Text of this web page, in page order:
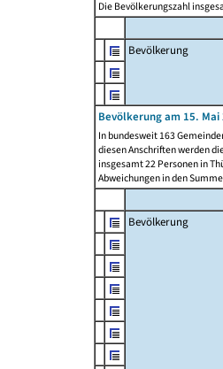
Die Bevölkerungszahl
Bevölkerung
Bevölkerung am 15.
In bundesweit 163
diesen Anschriften werden
insgesamt 22 Personen in
Abweichungen in den
Bevölkerung